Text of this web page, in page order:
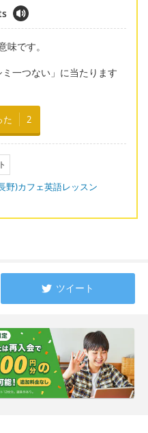
味です。
一つない」に当たります
た 2
野)カフェ英語レッスン
ツイート